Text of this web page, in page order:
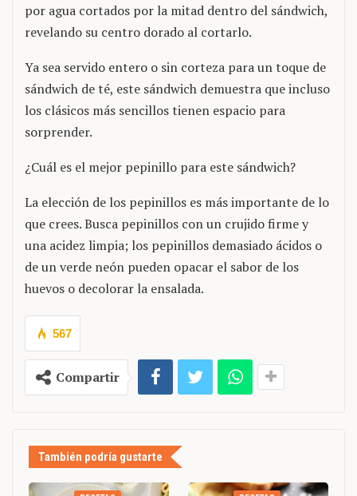
​​por agua cortados por la mitad dentro del sándwich,
revelando su centro dorado al cortarlo.
Ya sea servido entero o sin corteza para un toque de
sándwich de té, este sándwich demuestra que incluso
los clásicos más sencillos tienen espacio para
sorprender.
¿Cuál es el mejor pepinillo para este sándwich?
La elección de los pepinillos es más importante de lo
que crees. Busca pepinillos con un crujido firme y
una acidez limpia; los pepinillos demasiado ácidos o
de un verde neón pueden opacar el sabor de los
huevos o decolorar la ensalada.
567
Compartir
También podría gustarte